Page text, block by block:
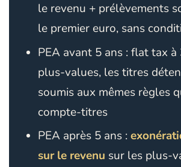
le revenu + prélèvements
le premier euro, sans
PEA avant 5 ans : flat tax
plus-values, les titres
soumis aux mêmes règles
compte-titres
PEA après 5 ans :
sur le revenu sur les plus-